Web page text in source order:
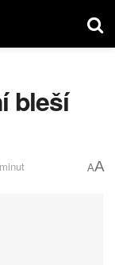
bleší
AA